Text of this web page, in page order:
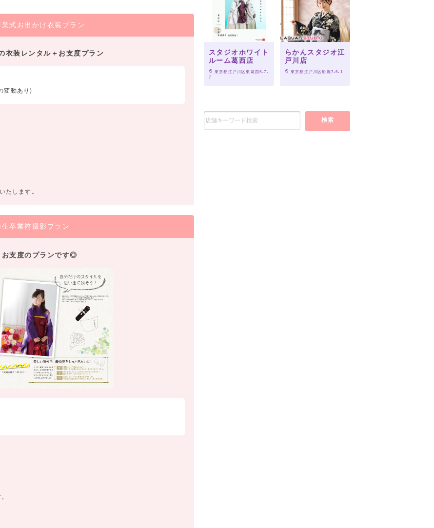
式お出かけ衣装プラン
衣装レンタル＋お支度プラン
変動あり)
たします。
生卒業袴撮影プラン
お支度のプランです◎
スタジオホワイト
ルーム葛西店
東京都江戸川区東葛西6-7-
7
らかんスタジオ江
戸川店
東京都江戸川区船堀7-6-1
検索